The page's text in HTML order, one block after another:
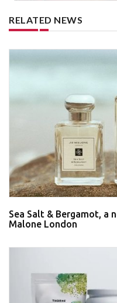
RELATED NEWS
Sea Salt & Bergamot, a
Malone London